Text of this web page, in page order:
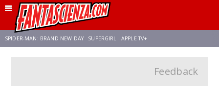
SPIDER-MAN: BRAND NEW DAY SUPERGIRL APPLE TV+
AVENGERS: DOOMSDAY
Feedback